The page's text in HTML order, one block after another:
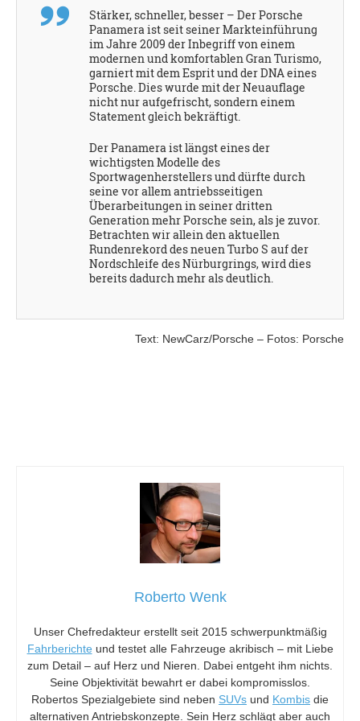
Stärker, schneller, besser – Der Porsche
Panamera ist seit seiner Markteinführung
im Jahre 2009 der Inbegriff von einem
modernen und komfortablen Gran Turismo,
garniert mit dem Esprit und der DNA eines
Porsche. Dies wurde mit der Neuauflage
nicht nur aufgefrischt, sondern einem
Statement gleich bekräftigt.
Der Panamera ist längst eines der
wichtigsten Modelle des
Sportwagenherstellers und dürfte durch
seine vor allem antriebsseitigen
Überarbeitungen in seiner dritten
Generation mehr Porsche sein, als je zuvor.
Betrachten wir allein den aktuellen
Rundenrekord des neuen Turbo S auf der
Nordschleife des Nürburgrings, wird dies
bereits dadurch mehr als deutlich.
Text: NewCarz/Porsche – Fotos: Porsche
Roberto Wenk
Unser Chefredakteur erstellt seit 2015 schwerpunktmäßig
Fahrberichte und testet alle Fahrzeuge akribisch – mit Liebe
zum Detail – auf Herz und Nieren. Dabei entgeht ihm nichts.
Seine Objektivität bewahrt er dabei kompromisslos.
Robertos Spezialgebiete sind neben SUVs und Kombis die
alternativen Antriebskonzepte. Sein Herz schlägt aber auch